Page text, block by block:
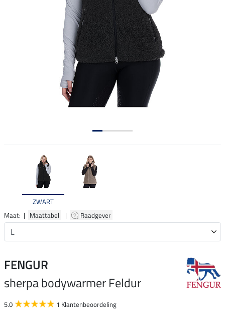
ZWART
Maat: | Maattabel | Raadgever
FENGUR
sherpa bodywarmer Feldur
5.0 1 Klantenbeoordeling